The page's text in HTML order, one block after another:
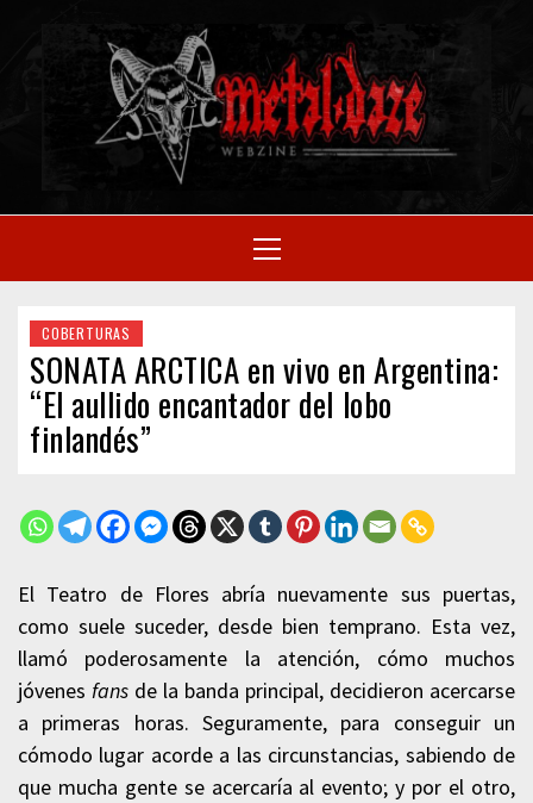
SITIO OFICIAL
Menu
COBERTURAS
SONATA ARCTICA en vivo en Argentina:
“El aullido encantador del lobo
finlandés”
El Teatro de Flores abría nuevamente sus puertas,
como suele suceder, desde bien temprano. Esta vez,
llamó poderosamente la atención, cómo muchos
jóvenes fans de la banda principal, decidieron acercarse
a primeras horas. Seguramente, para conseguir un
cómodo lugar acorde a las circunstancias, sabiendo de
que mucha gente se acercaría al evento; y por el otro,